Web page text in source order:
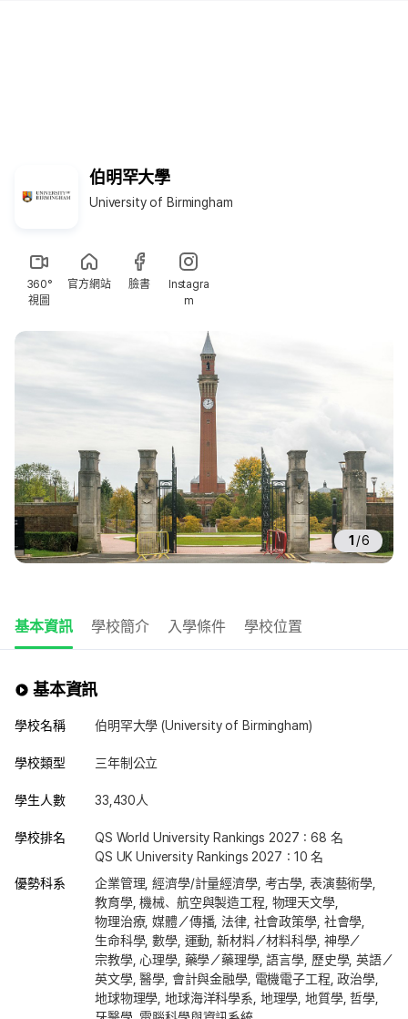
伯明罕大學
University of Birmingham
360°
視圖
官方網站 臉書
Instagra
m
1 /6
基本資訊 學校簡介 入學條件 學校位置
基本資訊
學校名稱 伯明罕大學 (University of Birmingham)
學校類型 三年制公立
學生人數 33,430人
學校排名
QS World University Rankings 2027：68 名
QS UK University Rankings 2027：10 名
優勢科系
企業管理, 經濟學/計量經濟學, 考古學, 表演藝術學,
教育學, 機械、航空與製造工程, 物理天文學,
物理治療, 媒體／傳播, 法律, 社會政策學, 社會學,
生命科學, 數學, 運動, 新材料／材料科學, 神學／
宗教學, 心理學, 藥學／藥理學, 語言學, 歷史學, 英語／
英文學, 醫學, 會計與金融學, 電機電子工程, 政治學,
地球物理學, 地球海洋科學系, 地理學, 地質學, 哲學,